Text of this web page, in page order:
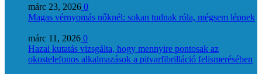
márc 23, 2026 0
Magas vérnyomás nőknél: sokan tudnak róla, mégsem lépnek
márc 11, 2026 0
Hazai kutatás vizsgálta, hogy mennyire pontosak az
okostelefonos alkalmazások a pitvarfibrilláció felismerésében